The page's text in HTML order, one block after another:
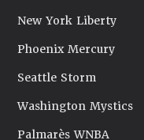
New York Liberty
Phoenix Mercury
Seattle Storm
Washington Mystics
Palmarès WNBA